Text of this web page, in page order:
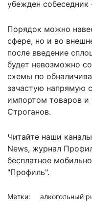
убежден собеседник
Порядок можно
сфере, но и во
после введение
будет невозможно
схемы по
зачастую напрямую
импортом товаров и
Строганов.
Читайте наши
News, журнал
бесплатное
"Профиль".
Метки: алкогольный